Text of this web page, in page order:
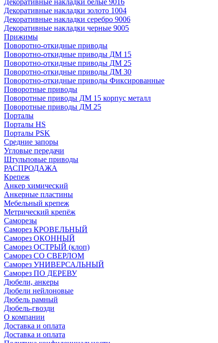
Декоративные накладки белые 9016
Декоративные накладки золото 1004
Декоративные накладки серебро 9006
Декоративные накладки черные 9005
Прижимы
Поворотно-откидные приводы
Поворотно-откидные приводы ДМ 15
Поворотно-откидные приводы ДМ 25
Поворотно-откидные приводы ДМ 30
Поворотно-откидные приводы Фиксированные
Поворотные приводы
Поворотные приводы ДМ 15 корпус металл
Поворотные приводы ДМ 25
Порталы
Порталы HS
Порталы PSK
Средние запоры
Угловые передачи
Штульповые приводы
РАСПРОДАЖА
Крепеж
Анкер химический
Анкерные пластины
Мебельный крепеж
Метрический крепёж
Саморезы
Саморез КРОВЕЛЬНЫЙ
Саморез ОКОННЫЙ
Саморез ОСТРЫЙ (клоп)
Саморез СО СВЕРЛОМ
Саморез УНИВЕРСАЛЬНЫЙ
Саморез ПО ДЕРЕВУ
Дюбели, анкеры
Дюбели нейлоновые
Дюбель рамный
Дюбель-гвозди
О компании
Доставка и оплата
Доставка и оплата